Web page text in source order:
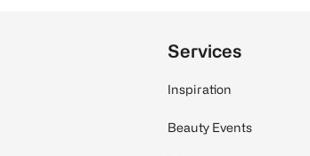
Services
Inspiration
Beauty Events